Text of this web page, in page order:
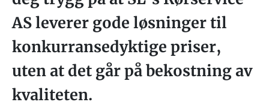
AS leverer gode løsninger til
konkurransedyktige priser,
uten at det går på bekostning av
kvaliteten.